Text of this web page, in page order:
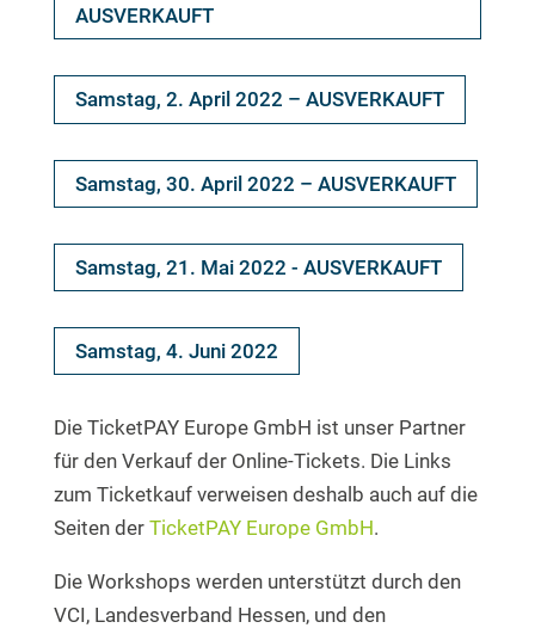
AUSVERKAUFT
Samstag, 2. April 2022 – AUSVERKAUFT
Samstag, 30. April 2022 – AUSVERKAUFT
Samstag, 21. Mai 2022 - AUSVERKAUFT
Samstag, 4. Juni 2022
Die TicketPAY Europe GmbH ist unser Partner
für den Verkauf der Online-Tickets. Die Links
zum Ticketkauf verweisen deshalb auch auf die
Seiten der TicketPAY Europe GmbH.
Die Workshops werden unterstützt durch den
VCI, Landesverband Hessen, und den